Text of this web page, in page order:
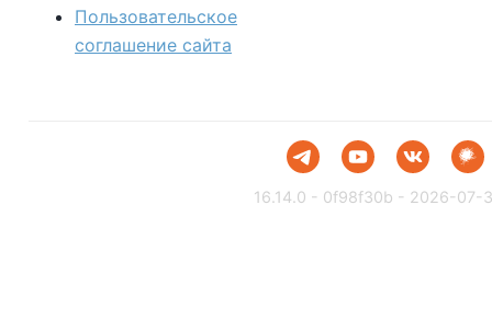
Пользовательское
соглашение сайта
16.14.0 - 0f98f30b - 2026-07-